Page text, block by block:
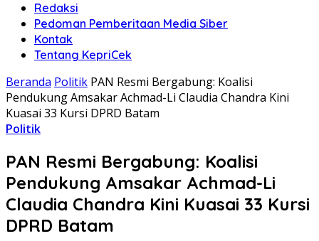
Redaksi
Pedoman Pemberitaan Media Siber
Kontak
Tentang KepriCek
Beranda Politik PAN Resmi Bergabung: Koalisi
Pendukung Amsakar Achmad-Li Claudia Chandra Kini
Kuasai 33 Kursi DPRD Batam
Politik
PAN Resmi Bergabung: Koalisi
Pendukung Amsakar Achmad-Li
Claudia Chandra Kini Kuasai 33 Kursi
DPRD Batam